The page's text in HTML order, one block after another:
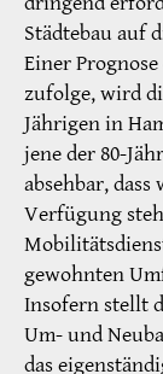
Städtebau auf
Einer
zufolge, wird
Jährigen in
jene der 80-
absehbar,
Verfügung
gewohnten
Insofern stellt
Um- und
das